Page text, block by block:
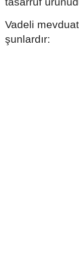
Vadeli
şunlardır: